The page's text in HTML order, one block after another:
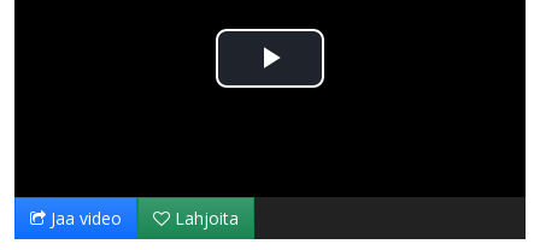
Toista
Jaa video Lahjoita